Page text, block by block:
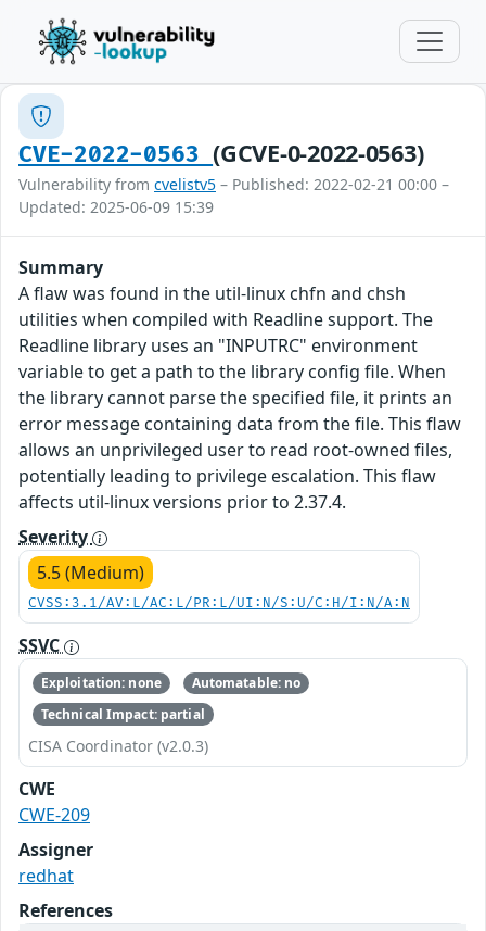
CVE-2022-0563(GCVE-0-2022-0563)
Vulnerability from cvelistv5 – Published: 2022-02-21 00:00 –
Updated: 2025-06-09 15:39
Summary
A flaw was found in the util-linux chfn and chsh
utilities when compiled with Readline support. The
Readline library uses an "INPUTRC" environment
variable to get a path to the library config file. When
the library cannot parse the specified file, it prints an
error message containing data from the file. This flaw
allows an unprivileged user to read root-owned files,
potentially leading to privilege escalation. This flaw
affects util-linux versions prior to 2.37.4.
Severity
5.5 (Medium)
CVSS:3.1/AV:L/AC:L/PR:L/UI:N/S:U/C:H/I:N/A:N
SSVC
Exploitation: none
Automatable: no
Technical Impact: partial
CISA Coordinator (v2.0.3)
CWE
CWE-209
Assigner
redhat
References